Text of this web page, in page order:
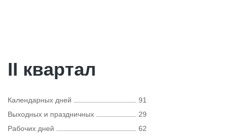
II квартал
Календарных дней
91
Выходных и праздничных
29
Рабочих дней
62